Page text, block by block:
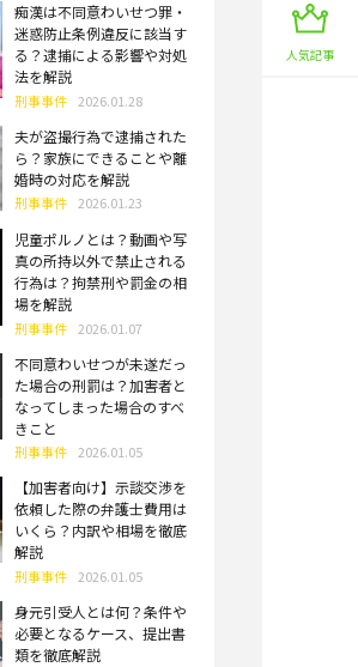
人気記事
痴漢は不同意わいせつ罪・
迷惑防止条例違反に該当す
る？逮捕による影響や対処
法を解説
刑事事件 2026.01.28
夫が盗撮行為で逮捕された
ら？家族にできることや離
婚時の対応を解説
刑事事件 2026.01.23
児童ポルノとは？動画や写
真の所持以外で禁止される
行為は？拘禁刑や罰金の相
場を解説
刑事事件 2026.01.07
不同意わいせつが未遂だっ
た場合の刑罰は？加害者と
なってしまった場合のすべ
きこと
刑事事件 2026.01.05
【加害者向け】示談交渉を
依頼した際の弁護士費用は
いくら？内訳や相場を徹底
解説
刑事事件 2026.01.05
身元引受人とは何？条件や
必要となるケース、提出書
類を徹底解説